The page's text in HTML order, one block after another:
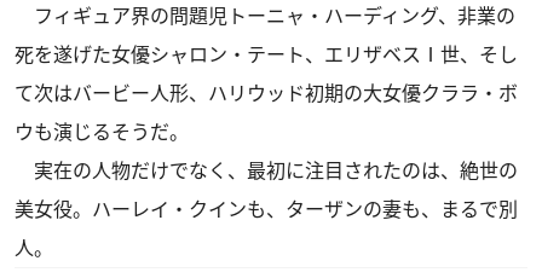
フィギュア界の問題児トーニャ・ハーディング、非業の
死を遂げた女優シャロン・テート、エリザベスⅠ世、そし
て次はバービー人形、ハリウッド初期の大女優クララ・ボ
ウも演じるそうだ。
実在の人物だけでなく、最初に注目されたのは、絶世の
美女役。ハーレイ・クインも、ターザンの妻も、まるで別
人。